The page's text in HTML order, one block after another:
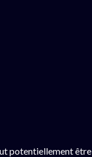
potentiellement être